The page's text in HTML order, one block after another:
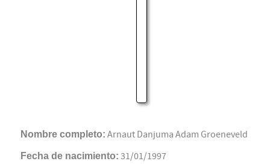
Nombre completo: Arnaut Danjuma Adam Groeneveld
Fecha de nacimiento: 31/01/1997